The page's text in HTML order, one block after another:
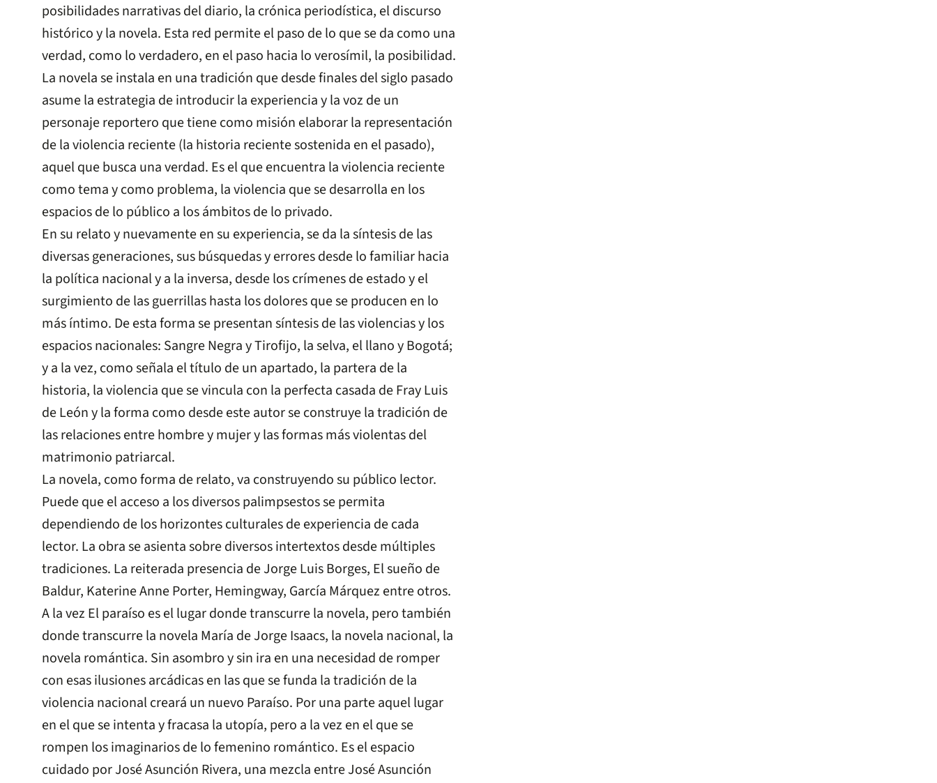
posibilidades narrativas del diario, la crónica periodística, el discurso
histórico y la novela. Esta red permite el paso de lo que se da como una
verdad, como lo verdadero, en el paso hacia lo verosímil, la posibilidad.
La novela se instala en una tradición que desde finales del siglo pasado
asume la estrategia de introducir la experiencia y la voz de un
personaje reportero que tiene como misión elaborar la representación
de la violencia reciente (la historia reciente sostenida en el pasado),
aquel que busca una verdad. Es el que encuentra la violencia reciente
como tema y como problema, la violencia que se desarrolla en los
espacios de lo público a los ámbitos de lo privado.
En su relato y nuevamente en su experiencia, se da la síntesis de las
diversas generaciones, sus búsquedas y errores desde lo familiar hacia
la política nacional y a la inversa, desde los crímenes de estado y el
surgimiento de las guerrillas hasta los dolores que se producen en lo
más íntimo. De esta forma se presentan síntesis de las violencias y los
espacios nacionales: Sangre Negra y Tirofijo, la selva, el llano y Bogotá;
y a la vez, como señala el título de un apartado, la partera de la
historia, la violencia que se vincula con la perfecta casada de Fray Luis
de León y la forma como desde este autor se construye la tradición de
las relaciones entre hombre y mujer y las formas más violentas del
matrimonio patriarcal.
La novela, como forma de relato, va construyendo su público lector.
Puede que el acceso a los diversos palimpsestos se permita
dependiendo de los horizontes culturales de experiencia de cada
lector. La obra se asienta sobre diversos intertextos desde múltiples
tradiciones. La reiterada presencia de Jorge Luis Borges, El sueño de
Baldur, Katerine Anne Porter, Hemingway, García Márquez entre otros.
A la vez El paraíso es el lugar donde transcurre la novela, pero también
donde transcurre la novela María de Jorge Isaacs, la novela nacional, la
novela romántica. Sin asombro y sin ira en una necesidad de romper
con esas ilusiones arcádicas en las que se funda la tradición de la
violencia nacional creará un nuevo Paraíso. Por una parte aquel lugar
en el que se intenta y fracasa la utopía, pero a la vez en el que se
rompen los imaginarios de lo femenino romántico. Es el espacio
cuidado por José Asunción Rivera, una mezcla entre José Asunción